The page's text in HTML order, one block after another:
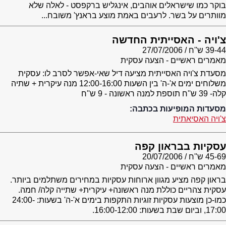
בוקר כמו שישראלים אוהבים, אינגליש ברקפסט - לאלה שלא
מוותרים על בשר. לרעבים באמת מוצע בראנץ' משובח...
צ'ויה - האסייתית החדשה
39-44 ש''ח
27/07/2006
מאמרים ראשיים - הצעה עסקית
מסעדת צ'ויה האסייתית מציעה דיל שאי-אפשר לסרב לו: עסקית
משלוחים ימים א'-ה' בין השעות 12:00-16:00 מנה עיקרית + שתיה
קלה- 39 ש''ח תוספת למנה ראשונה - 9 ש''ח
מסעדות המופיעות בכתבה:
צ'ויה האסיאתית
עסקיות בבראון קפה
45-69 ש''ח
20/07/2006
מאמרים ראשיים - הצעה עסקית
בראון קפה מציע מגוון ארוחות עסקיות במחירים משתלמים ביותר.
עסקית צהריים כוללת מנה ראשונה+ עיקרית+ שתייה קלה/ חמה.
כמו-כן מוצעות עסקיות זוגיות התקפות בימים א'-ה' בשעות: 24:00-
17:00, וביום שבת בשעות: 16:00-12:00.